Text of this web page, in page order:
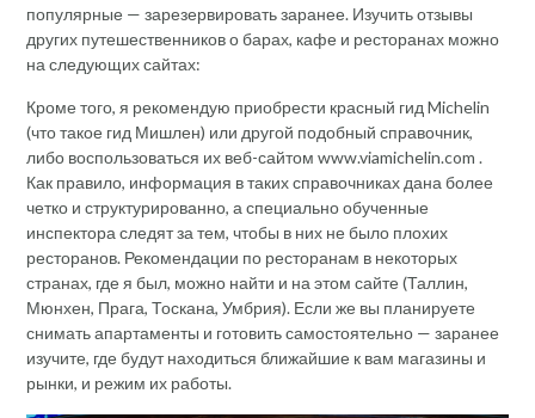
популярные — зарезервировать заранее. Изучить отзывы
других путешественников о барах, кафе и ресторанах можно
на следующих сайтах:
Кроме того, я рекомендую приобрести красный гид Michelin
(что такое гид Мишлен) или другой подобный справочник,
либо воспользоваться их веб-сайтом www.viamichelin.com .
Как правило, информация в таких справочниках дана более
четко и структурированно, а специально обученные
инспектора следят за тем, чтобы в них не было плохих
ресторанов. Рекомендации по ресторанам в некоторых
странах, где я был, можно найти и на этом сайте (Таллин,
Мюнхен, Прага, Тоскана, Умбрия). Если же вы планируете
снимать апартаменты и готовить самостоятельно — заранее
изучите, где будут находиться ближайшие к вам магазины и
рынки, и режим их работы.